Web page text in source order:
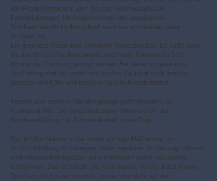
und Produktentwickler. Zum Beispiel Außenwandecken,
Fensterlaibungen, Heizkörpernischen und ungedämmte
Stahlbetonwände kühlen schnell stark aus und weisen daher
Schäden auf.
Ein gesundes Raumklima verhindert Wärmebrücken. Es sollte zwei
bis drei Mal pro Tag bei komplett geöffneten Fenstern für 5-10
Minuten für Durchzug gesorgt werden. Bei dieser so genannten
Stoßlüftung wird die warme und feuchte Raumluft nach draußen
gelassen und kühle und trockene Außenluft reinbefördert.
Fenster über mehrere Stunden gekippt geöffnet halten, ist
kontraproduktiv. Die Fensterlaibungen kühlen extrem aus.
Kondensatbildung mit Schimmelbefall ist die Folge.
Das richtige Heizen ist die zweite wichtige Maßnahme, um
Schimmelbildung vorzubeugen. Viele regulieren die Heizung während
ihrer Abwesenheit tagsüber auf ein Minimum runter und abends
kräftig hoch. Das ist falsch! Die Feuchtigkeit, welche durch Atmen,
Duschen und Kochen entsteht, kondensiert dann auf den